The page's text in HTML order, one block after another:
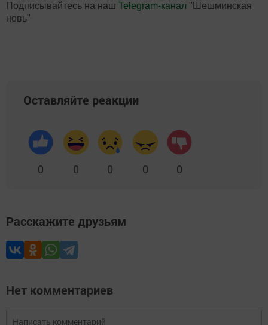
Подписывайтесь на наш Telegram-канал "Шешминская
новь"
Оставляйте реакции
0 0 0 0 0
Расскажите друзьям
Нет комментариев